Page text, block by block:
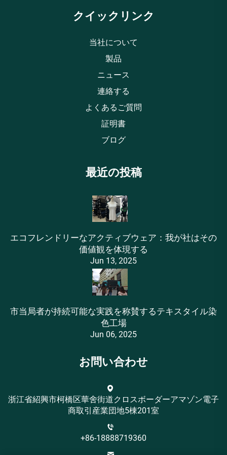
クイックリンク
当社について
製品
ニュース
連絡する
よくあるご質問
証明書
ブログ
最近の投稿
エコフレンドリーなアクティブウェア：我が社はその
価値観を体現する
Jun 13, 2025
市当局者が持続可能な実践を称賛するテキスタイル染
色工場
Jun 06, 2025
お問い合わせ
浙江省紹興市柯橋区華舍街道クロスボーダーアマゾン電子
商取引産業団地5棟201室
+86-18888719360